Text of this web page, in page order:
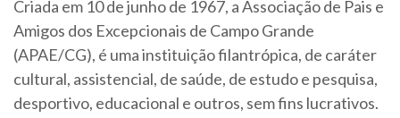
Criada em 10 de junho de 1967, a Associação de Pais e
Amigos dos Excepcionais de Campo Grande
(APAE/CG), é uma instituição filantrópica, de caráter
cultural, assistencial, de saúde, de estudo e pesquisa,
desportivo, educacional e outros, sem fins lucrativos.